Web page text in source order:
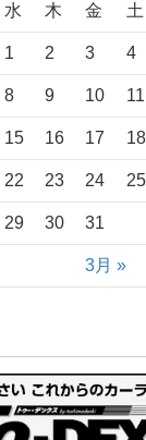
水 木 金 土
3月 »
1 2 3 4
8 9 10 11
15 16 17 18
22 23 24 25
29 30 31